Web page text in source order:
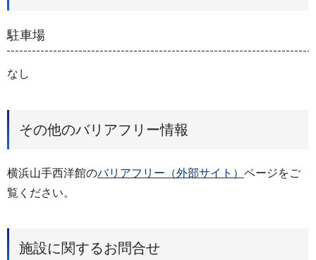
駐車場
なし
その他のバリアフリー情報
横浜山手西洋館のバリアフリー（外部サイト） ページをご
覧ください。
施設に関するお問合せ